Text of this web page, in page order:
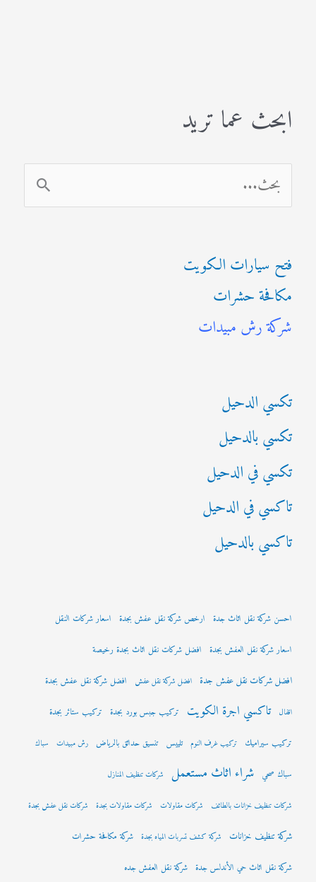
ابحث عما تريد
ل
ح
ث
ع
:
فتح سيارات الكويت
مكافحة حشرات
شركة رش مبيدات
تكسي الدحيل
تكسي بالدحيل
تكسي في الدحيل
تاكسي في الدحيل
تاكسي بالدحيل
احسن شركة نقل اثاث جدة ارخص شركة نقل عفش بجدة اسعار شركات النقل
اسعار شركة نقل العفش بجدة افضل شركات نقل اثاث بجدة رخيصة
افضل شركات نقل عفش جدة افضل شركة نقل عفش افضل شركة نقل عفش بجدة
اقفال تاكسي اجرة الكويت تركيب جبس بورد بجدة تركيب ستائر بجدة
تركيب سيراميك تركيب غرف النوم تلييس تنسيق حدائق بالرياض رش مبيدات سباك
سباك صحي شراء اثاث مستعمل شركات تنظيف المنازل
شركات تنظيف خزانات بالطائف شركات مقاولات شركات مقاولات بجدة شركات نقل عفش بجدة
شركة تنظيف خزانات شركة كشف تسربات المياه بجدة شركة مكافحة حشرات
شركة نقل اثاث حي الأندلس جدة شركة نقل العفش جده